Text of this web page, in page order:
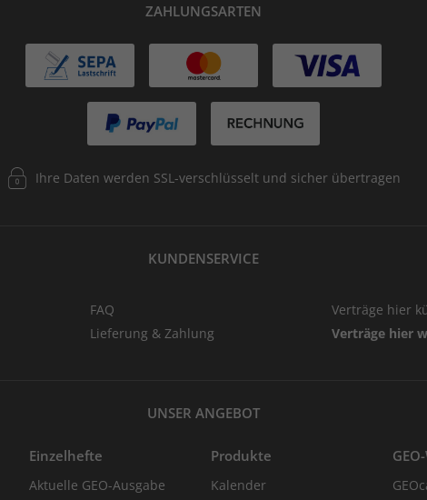
ZAHLUNGSARTEN
Ihre Daten werden SSL-verschlüsselt und sicher übertragen
KUNDENSERVICE
FAQ
Lieferung & Zahlung
Verträge hier
Verträge hier
UNSER ANGEBOT
Einzelhefte
Aktuelle GEO-Ausgabe
Produkte
Kalender